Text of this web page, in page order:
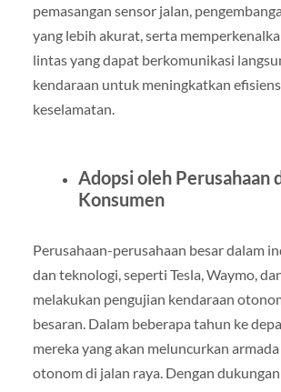
pemasangan sensor jalan,
yang lebih akurat, serta
lintas yang dapat berkomunikasi
kendaraan untuk meningkatkan
keselamatan.
Adopsi oleh Perusahaan
Konsumen
Perusahaan-perusahaan besar dalam
dan teknologi, seperti Tesla, Waymo,
melakukan pengujian kendaraan
besaran. Dalam beberapa tahun ke
mereka yang akan meluncurkan
otonom di jalan raya. Dengan